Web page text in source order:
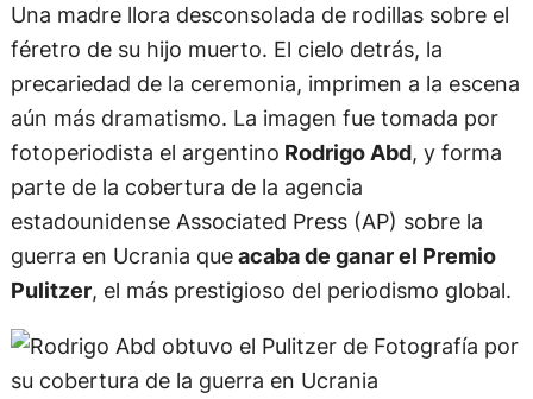
Una madre llora desconsolada de rodillas sobre el
féretro de su hijo muerto. El cielo detrás, la
precariedad de la ceremonia, imprimen a la escena
aún más dramatismo. La imagen fue tomada por
fotoperiodista el argentino Rodrigo Abd, y forma
parte de la cobertura de la agencia
estadounidense Associated Press (AP) sobre la
guerra en Ucrania queacaba de ganar el Premio
Pulitzer, el más prestigioso del periodismo global.